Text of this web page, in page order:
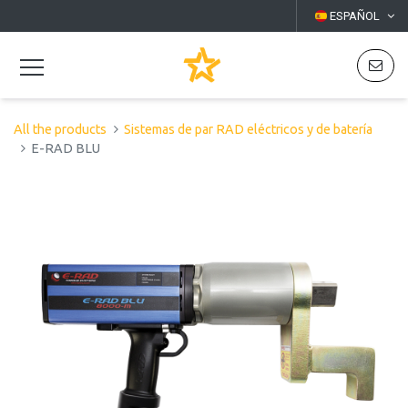
ESPAÑOL
All the products
Sistemas de par RAD eléctricos y de batería
E-RAD BLU